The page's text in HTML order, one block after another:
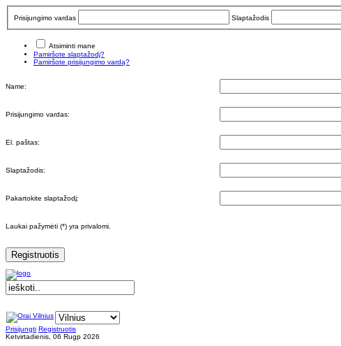
Prisijungimo vardas Slaptažodis
Atsiminti mane
Pamiršote slaptažodį?
Pamiršote prisijungimo vardą?
Name:
Prisijungimo vardas:
El. paštas:
Slaptažodis:
Pakartokite slaptažodį:
Laukai pažymėti (*) yra privalomi.
Registruotis
Prisijungti Registruotis
Ketvirtadienis, 06 Rugp 2026